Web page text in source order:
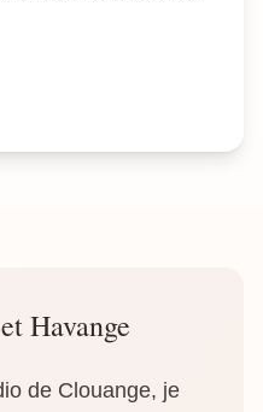
Havange
de Clouange, je